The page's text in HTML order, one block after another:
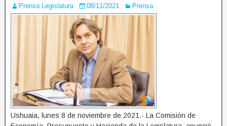
Prensa Legislatura 08/11/2021 Prensa
Ushuaia, lunes 8 de noviembre de 2021.- La Comisión de